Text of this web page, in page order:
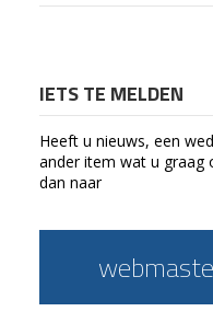
IETS TE MELDEN
Heeft u nieuws, een
ander item wat u graag
dan naar